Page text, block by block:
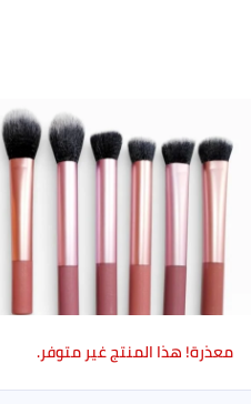
معذرة! هذا المنتج غير متوفر.